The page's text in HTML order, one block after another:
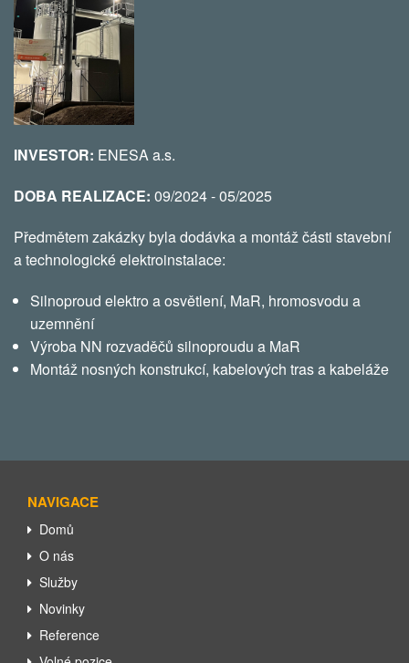
INVESTOR: ENESA a.s.
DOBA REALIZACE: 09/2024 - 05/2025
Předmětem zakázky byla dodávka a montáž části stavební
a technologické elektroinstalace:
Silnoproud elektro a osvětlení, MaR, hromosvodu a
uzemnění
Výroba NN rozvaděčů silnoproudu a MaR
Montáž nosných konstrukcí, kabelových tras a kabeláže
NAVIGACE
Domů
O nás
Služby
Novinky
Reference